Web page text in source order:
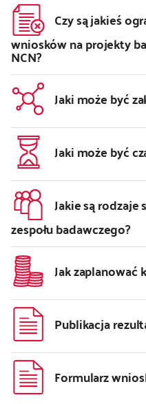
Czy są jakieś
wniosków na projekty
NCN?
Jaki może być
Jaki może być
Jakie są
zespołu badawczego?
Jak zaplanować
Publikacja
Formularz